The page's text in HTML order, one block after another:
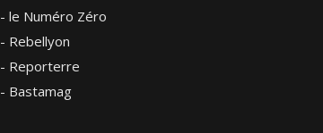
- le Numéro Zéro
- Rebellyon
- Reporterre
- Bastamag